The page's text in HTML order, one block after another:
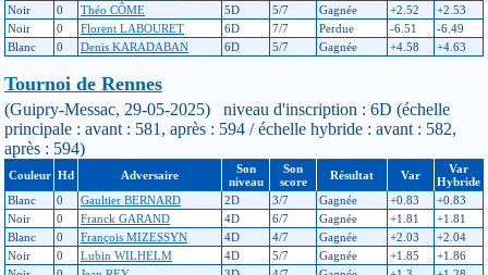
Noir
0 Théo CÔME 5D 5/7 Gagnée +2.52
+2.53
Noir
0 Florent LABOURET 6D 7/7 Perdue -6.51
-6.49
Blanc
0 Denis KARADABAN 6D 5/7 Gagnée +4.58 +4.63
Tournoi de Rennes
(Guipry-Messac, 29-05-2025) niveau d'inscription : 6D (échelle
principale : avant : 581, après : 594 / échelle hybride : avant : 582,
après : 594)
Couleur Hd Adversaire
Son
niveau
Son
score
Résultat Var
Var
Hybride
Blanc
0 Gaultier BERNARD 2D 3/7 Gagnée +0.83
+0.83
Noir
0 Franck GARAND 4D 6/7 Gagnée +1.81
+1.81
Blanc
0 François MIZESSYN 4D 4/7 Gagnée +2.03
+2.04
Noir
0 Lubin WILHELM 4D 5/7 Gagnée +1.85
+1.86